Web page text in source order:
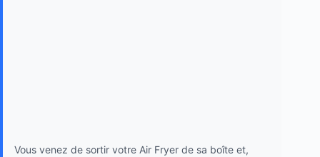
Vous venez de sortir votre Air Fryer de sa boîte et,